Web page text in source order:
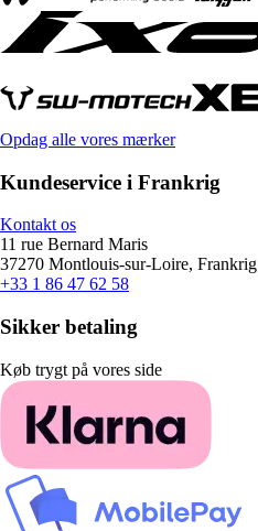
Opdag alle vores mærker
Kundeservice i Frankrig
Kontakt os
11 rue Bernard Maris
37270 Montlouis-sur-Loire, Frankrig
+33 1 86 47 62 58
Sikker betaling
Køb trygt på vores side